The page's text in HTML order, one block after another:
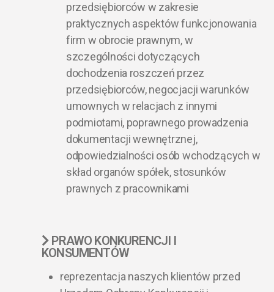
przedsiębiorców w zakresie
praktycznych aspektów funkcjonowania
firm w obrocie prawnym, w
szczególności dotyczących
dochodzenia roszczeń przez
przedsiębiorców, negocjacji warunków
umownych w relacjach z innymi
podmiotami, poprawnego prowadzenia
dokumentacji wewnętrznej,
odpowiedzialności osób wchodzących w
skład organów spółek, stosunków
prawnych z pracownikami
PRAWO KONKURENCJI I
KONSUMENTÓW
reprezentacja naszych klientów przed